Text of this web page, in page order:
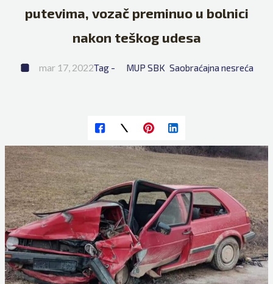
putevima, vozač preminuo u bolnici
nakon teškog udesa
mar 17, 2022Tag - MUP SBK Saobraćajna nesreća